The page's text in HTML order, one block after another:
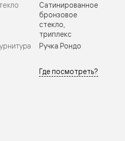
Сатинированное
бронзовое
стекло,
триплекс
Ручка Рондо
Где посмотреть?